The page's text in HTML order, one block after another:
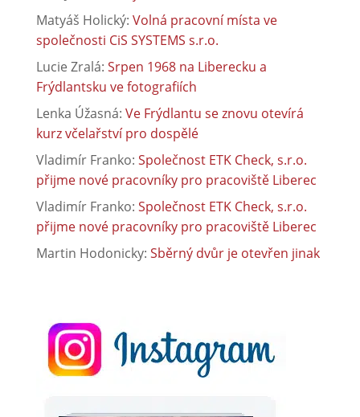
Matyáš Holický: Volná pracovní místa ve
společnosti CiS SYSTEMS s.r.o.
Lucie Zralá: Srpen 1968 na Liberecku a
Frýdlantsku ve fotografiích
Lenka Úžasná: Ve Frýdlantu se znovu otevírá
kurz včelařství pro dospělé
Vladimír Franko: Společnost ETK Check, s.r.o.
přijme nové pracovníky pro pracoviště Liberec
Vladimír Franko: Společnost ETK Check, s.r.o.
přijme nové pracovníky pro pracoviště Liberec
Martin Hodonicky: Sběrný dvůr je otevřen jinak